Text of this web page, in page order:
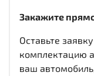
Закажите
Оставьте
комплектацию
ваш